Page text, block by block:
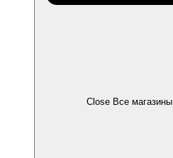
Close Все магазины